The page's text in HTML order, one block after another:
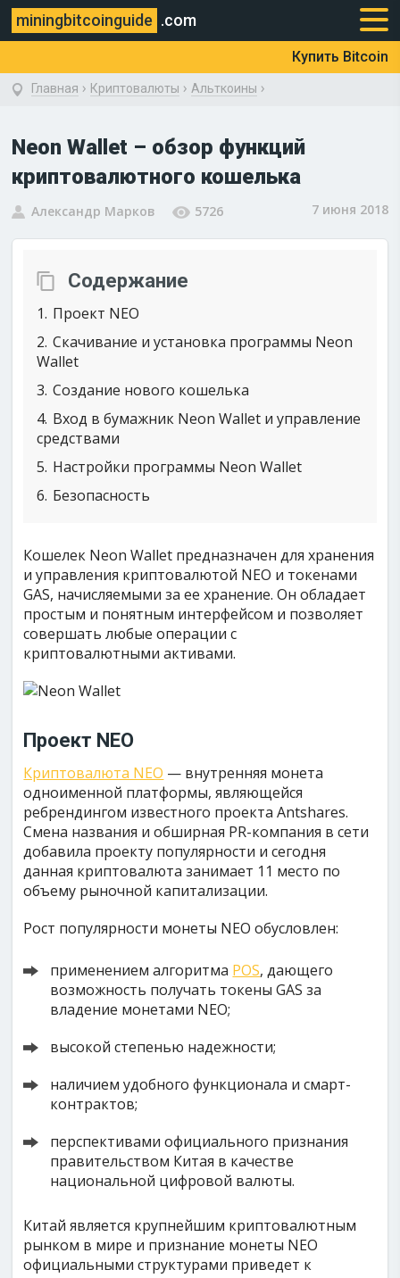
miningbitcoinguide .com
Купить Bitcoin
Главная › Криптовалюты ›Альткоины ›
Neon Wallet – обзор функций
криптовалютного кошелька
Александр Марков 5726 7 июня 2018
Содержание
1 Проект NEO
2 Скачивание и установка программы Neon
Wallet
3 Создание нового кошелька
4 Вход в бумажник Neon Wallet и управление
средствами
5 Настройки программы Neon Wallet
6 Безопасность
Кошелек Neon Wallet предназначен для хранения
и управления криптовалютой NEO и токенами
GAS, начисляемыми за ее хранение. Он обладает
простым и понятным интерфейсом и позволяет
совершать любые операции с
криптовалютными активами.
Проект NEO
Криптовалюта NEO — внутренняя монета
одноименной платформы, являющейся
ребрендингом известного проекта Antshares.
Смена названия и обширная PR-компания в сети
добавила проекту популярности и сегодня
данная криптовалюта занимает 11 место по
объему рыночной капитализации.
Рост популярности монеты NEO обусловлен:
применением алгоритма POS, дающего
возможность получать токены GAS за
владение монетами NEO;
высокой степенью надежности;
наличием удобного функционала и смарт-
контрактов;
перспективами официального признания
правительством Китая в качестве
национальной цифровой валюты.
Китай является крупнейшим криптовалютным
рынком в мире и признание монеты NEO
официальными структурами приведет к